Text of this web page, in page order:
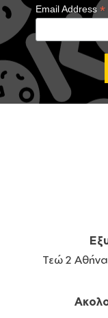
Email Address*
Τεώ 2